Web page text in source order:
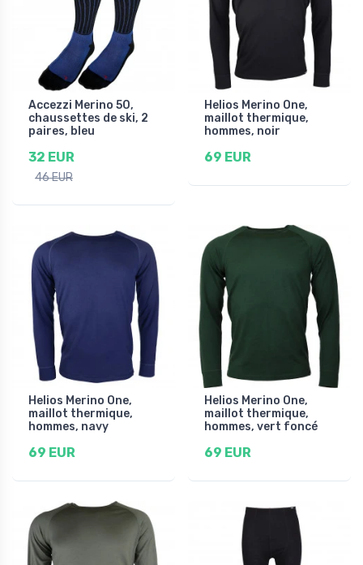
Accezzi Merino 50,
chaussettes de ski, 2
paires, bleu
32 EUR
46 EUR
Helios Merino One,
maillot thermique,
hommes, noir
69 EUR
Helios Merino One,
maillot thermique,
hommes, navy
69 EUR
Helios Merino One,
maillot thermique,
hommes, vert foncé
69 EUR